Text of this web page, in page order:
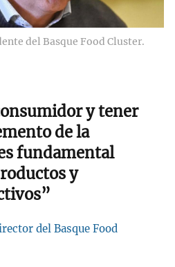
del Basque Food Cluster.
y tener
de la
fundamental
y
del Basque Food